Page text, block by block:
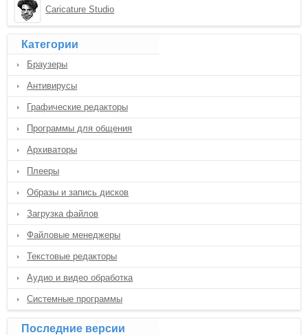
Caricature Studio
Категории
Браузеры
Антивирусы
Графические редакторы
Программы для общения
Архиваторы
Плееры
Образы и запись дисков
Загрузка файлов
Файловые менеджеры
Текстовые редакторы
Аудио и видео обработка
Системные программы
Последние версии